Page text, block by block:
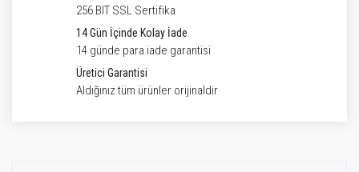
256 BIT SSL Sertifika
14 Gün İçinde Kolay İade
14 günde para iade garantisi
Üretici Garantisi
Aldığınız tüm ürünler orijinaldir